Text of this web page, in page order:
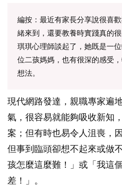
編按：最近有家長分享說很喜
緒來到，還要教養時實踐真的
琪琪心理師談起了，她既是一
位二孩媽媽，也有很深的感受
想法。
現代網路發達，親職專家遍
氣，很容易就能夠吸收新知
案；但有時也易令人沮喪，
但事到臨頭卻想不起來或做
孩怎麼這麼難！」或「我這
差！」。